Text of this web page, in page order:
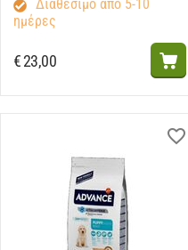
Διαθέσιμο από 5-10
ημέρες
€23,00